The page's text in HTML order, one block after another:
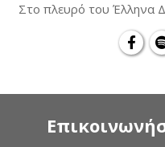
Στο πλευρό του Έλληνα